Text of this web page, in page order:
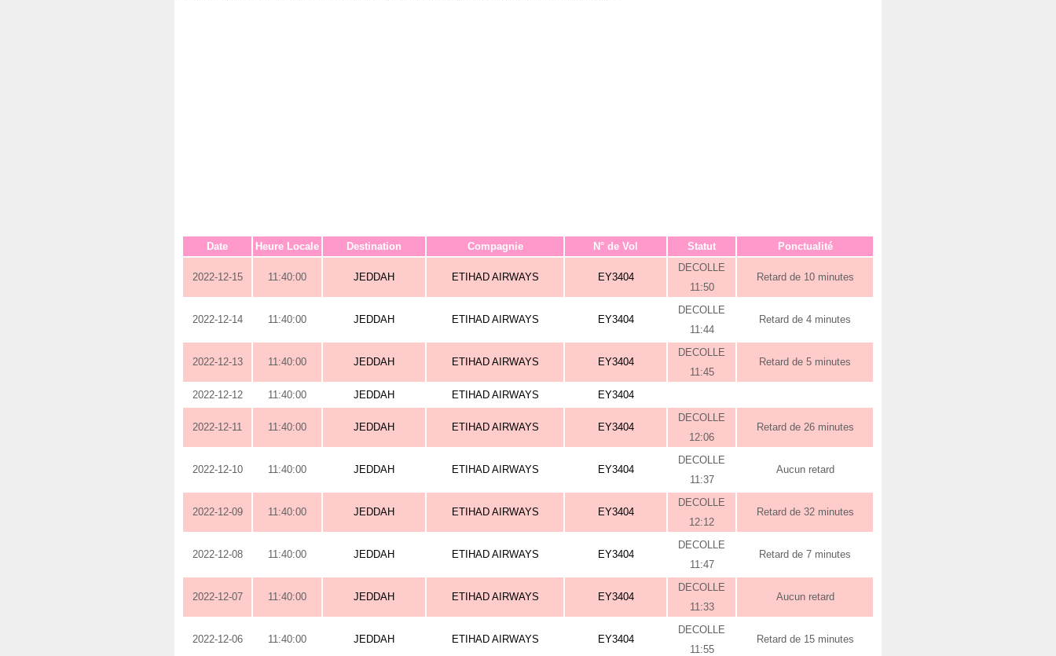
Date Heure Locale Destination Compagnie N° de Vol Statut Ponctualité
2022-12-15 11:40:00 JEDDAH ETIHAD AIRWAYS EY3404
DECOLLE
11:50
Retard de 10 minutes
2022-12-14 11:40:00 JEDDAH ETIHAD AIRWAYS EY3404
DECOLLE
11:44
Retard de 4 minutes
2022-12-13 11:40:00 JEDDAH ETIHAD AIRWAYS EY3404
DECOLLE
11:45
Retard de 5 minutes
2022-12-12 11:40:00 JEDDAH ETIHAD AIRWAYS EY3404
2022-12-11 11:40:00 JEDDAH ETIHAD AIRWAYS EY3404
DECOLLE
12:06
Retard de 26 minutes
2022-12-10 11:40:00 JEDDAH ETIHAD AIRWAYS EY3404
DECOLLE
11:37
Aucun retard
2022-12-09 11:40:00 JEDDAH ETIHAD AIRWAYS EY3404
DECOLLE
12:12
Retard de 32 minutes
2022-12-08 11:40:00 JEDDAH ETIHAD AIRWAYS EY3404
DECOLLE
11:47
Retard de 7 minutes
2022-12-07 11:40:00 JEDDAH ETIHAD AIRWAYS EY3404
DECOLLE
11:33
Aucun retard
2022-12-06 11:40:00 JEDDAH ETIHAD AIRWAYS EY3404
DECOLLE
11:55
Retard de 15 minutes